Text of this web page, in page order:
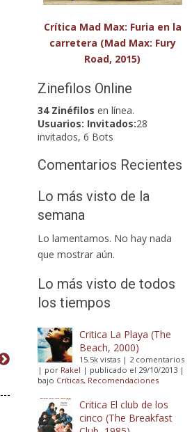
Crítica Mad Max: Furia en la
carretera (Mad Max: Fury
Road, 2015)
Zinefilos Online
34 Zinéfilos en línea.
Usuarios: Invitados:28
invitados, 6 Bots
Comentarios Recientes
Lo más visto de la
semana
Lo lamentamos. No hay nada
que mostrar aún.
Lo más visto de todos
los tiempos
Critica La Playa (The
Beach, 2000)
15.5k vistas | 2 comentarios
| por Rakel | publicado el 29/10/2013 |
bajo Críticas, Recomendaciones
Critica El club de los
cinco (The Breakfast